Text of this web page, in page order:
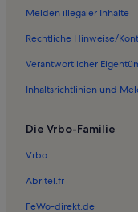
Ferienwohnungen in
Ferienwohnungen in Vitte
Ferienwohnungen in
Ferienwohnungen in
Ferienwohnungen in
Ferienwohnungen in
Ferienwohnungen in
Ferienwohnungen in
Melden illegaler Inhalte
Rechtliche Hinweise/
Verantwortlicher
Inhaltsrichtlinien und
Die Vrbo-Familie
Vrbo
Abritel.fr
FeWo-direkt.de